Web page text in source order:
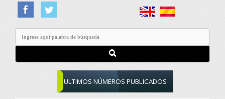
ULTIMOS NÚMEROS PUBLICADOS